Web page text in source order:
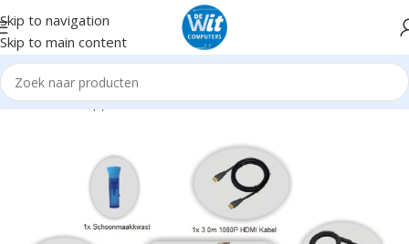
Skip to navigation
Skip to main content
Home Randapparatuur Monitoren Accessoires